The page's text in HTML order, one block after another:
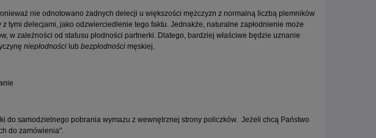
nie odnotowano żadnych delecji u większości mężczyzn z normalną liczbą plemników
tymi delecjami, jako odzwierciedlenie tego faktu. Jednakże, naturalne zapłodnienie może
w zależności od statusu płodności partnerki. Dlatego, bardziej właściwe będzie uznanie
niepłodności lub bezpłodności męskiej.
do samodzielnego pobrania wymazu z wewnętrznej strony policzków. Jeżeli chcą Państwo
do zamówienia".